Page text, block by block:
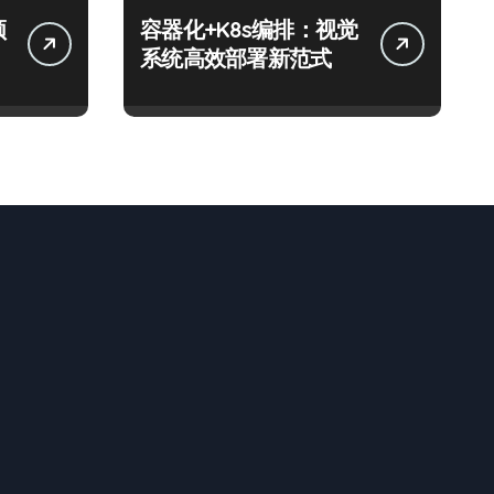
容器化+K8s编排：视觉
系统高效部署新范式